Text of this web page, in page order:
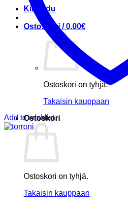
Kirjaudu
Ostoskori /0.00€
Ostoskori on tyhjä.
Takaisin kauppaan
Ostoskori
Ostoskori on tyhjä.
Takaisin kauppaan
Add to wishlist